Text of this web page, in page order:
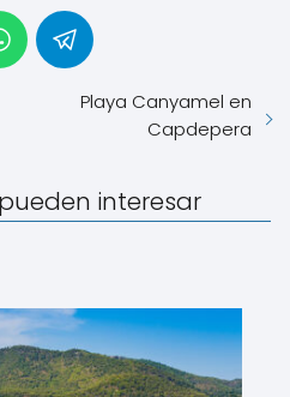
Playa Canyamel en
Capdepera
interesar